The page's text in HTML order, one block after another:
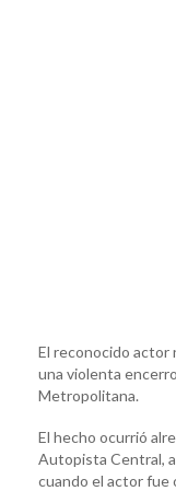
El reconocido actor
una violenta
Metropolitana.
El hecho ocurrió
Autopista Central,
cuando el actor fue